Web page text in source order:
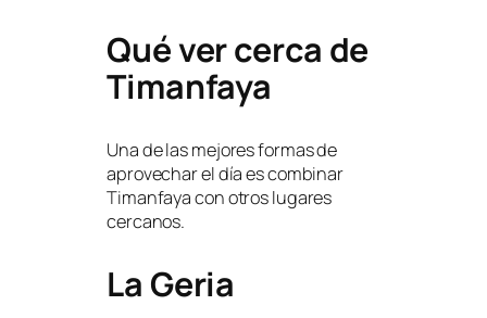
Qué ver cerca de
Timanfaya
Una de las mejores formas de
aprovechar el día es combinar
Timanfaya con otros lugares
cercanos.
La Geria